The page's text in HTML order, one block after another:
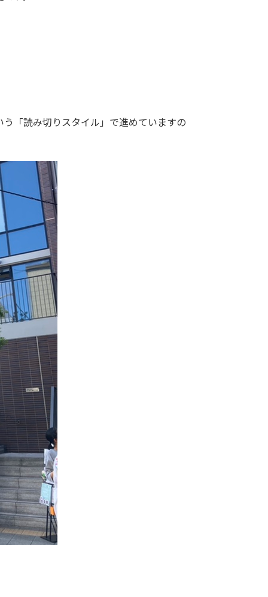
「読み切りスタイル」で進めていますの